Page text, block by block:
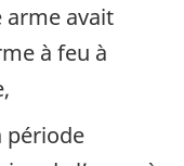
arme avait
à feu à
période